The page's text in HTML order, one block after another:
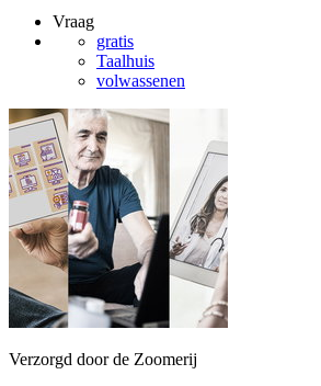
Vraag
gratis
Taalhuis
volwassenen
Verzorgd door de Zoomerij